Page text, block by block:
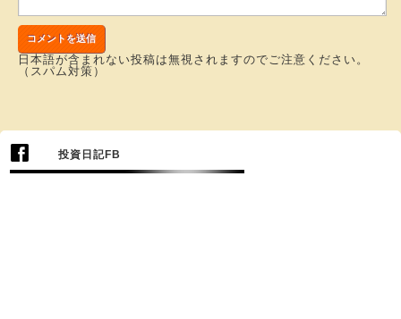
日本語が含まれない投稿は無視されますのでご注意ください。
（スパム対策）
投資日記FB